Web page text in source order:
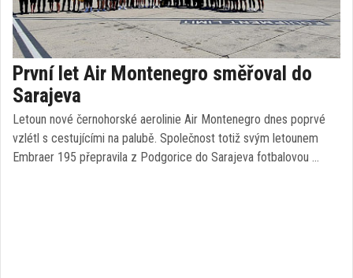
První let Air Montenegro směřoval do
Sarajeva
Letoun nové černohorské aerolinie Air Montenegro dnes poprvé
vzlétl s cestujícími na palubě. Společnost totiž svým letounem
Embraer 195 přepravila z Podgorice do Sarajeva fotbalovou …